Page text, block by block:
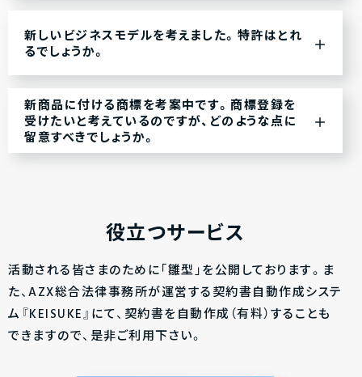
新しいビジネスモデルを考えました。特許はとれ
るでしょうか。
新商品に付ける商標を考案中です。商標登録を
受けたいと考えているのですが、どのような点に
留意すべきでしょうか。
役立つサービス
活動される皆さまのために「雛型」を公開しております。ま
た、AZX総合法律事務所が運営する契約書自動作成システ
ム『KEISUKE』にて、契約書を自動作成（有料）することも
できますので、是非ご利用下さい。